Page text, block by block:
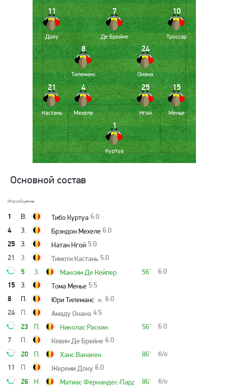
1
Куртуа
4
Мехеле
25
Нгой
21
Кастань
15
Менье
8
Тилеманс
24
Онана
7
Де Брейне
11
Доку
10
Троссар
Основной состав
ИгрокОценка
1 В. Тибо Куртуа 6.0
4 З. Брэндон Мехеле 6.0
25 З. Натан Нгой 5.0
21 З. Тимоти Кастань 5.0
5 З. 56'
Максим Де Кейпер 6.0
15 З. Тома Менье 5.5
8 П. Юри Тилеманс к. 6.0
24 П. Амаду Онана 4.5
23 П. 56'
Николас Раскин 6.0
7 П. Кевин Де Брейне 6.0
20 П. 86'
Ханс Ванакен б/о
11 П. Жереми Доку 6.0
26 Н. 86'
Матиас Фернандес-Пардо б/о